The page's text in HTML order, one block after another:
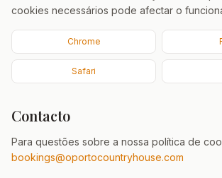
cookies necessários pode afectar o
Chrome
Safari
Contacto
Para questões sobre a nossa política de
bookings@oportocountryhouse.com